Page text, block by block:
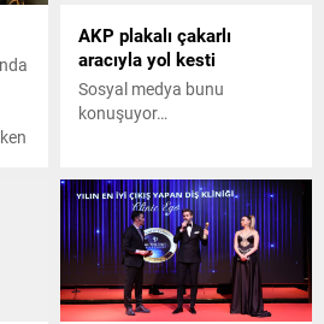
AKP plakalı çakarlı
aracıyla yol kesti
Sosyal medya bunu
konuşuyor…